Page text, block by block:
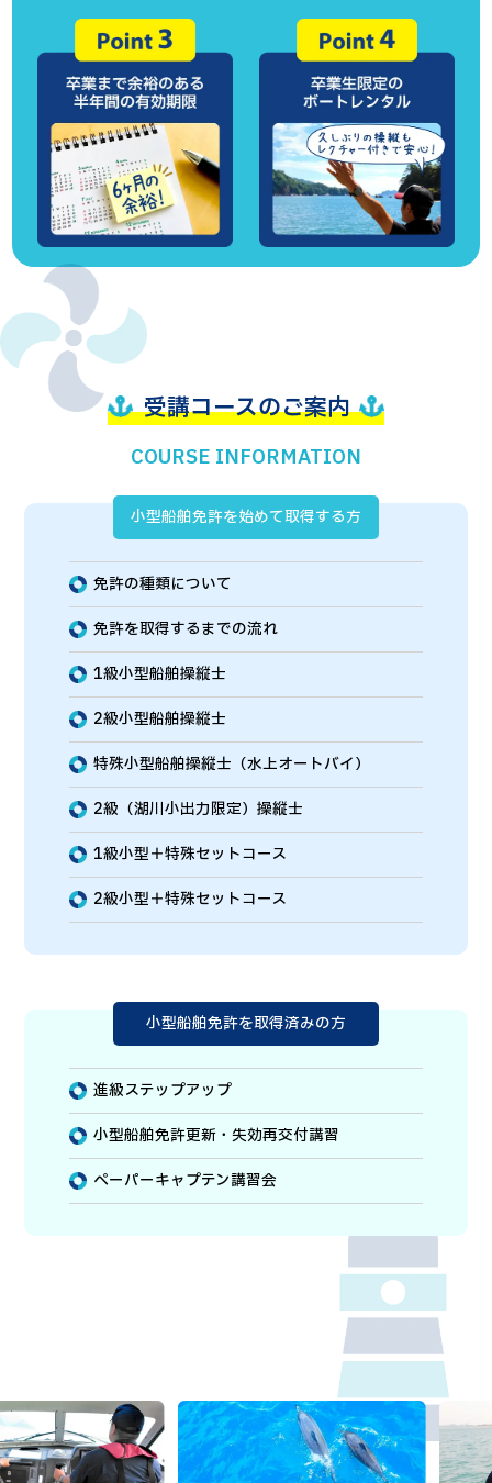
受講コースのご案内
COURSE INFORMATION
小型船舶免許を始めて取得する方
免許の種類について
免許を取得するまでの流れ
1級小型船舶操縦士
2級小型船舶操縦士
特殊小型船舶操縦士（水上オートバイ）
2級（湖川小出力限定）操縦士
1級小型＋特殊セットコース
2級小型＋特殊セットコース
小型船舶免許を取得済みの方
進級ステップアップ
小型船舶免許更新・失効再交付講習
ペーパーキャプテン講習会